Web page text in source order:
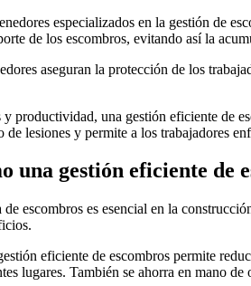
especializados en la gestión de
de los escombros, evitando así la
aseguran la protección de los
productividad, una gestión eficiente de
de lesiones y permite a los trabajadores
una gestión eficiente
de escombros es esencial en la
eficiente de escombros permite
lugares. También se ahorra en mano